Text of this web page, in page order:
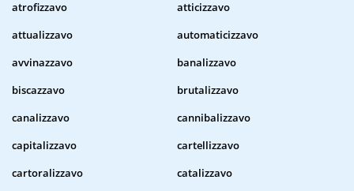
atrofizzavo
atticizzavo
attualizzavo
automaticizzavo
avvinazzavo
banalizzavo
biscazzavo
brutalizzavo
canalizzavo
cannibalizzavo
capitalizzavo
cartellizzavo
cartoralizzavo
catalizzavo